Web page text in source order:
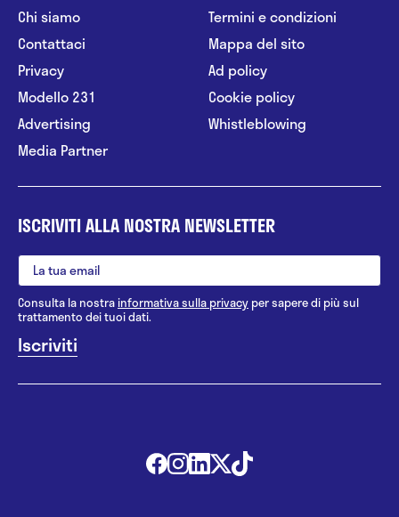
Chi siamo
Contattaci
Privacy
Modello 231
Advertising
Media Partner
Termini e condizioni
Mappa del sito
Ad policy
Cookie policy
Whistleblowing
ISCRIVITI ALLA NOSTRA NEWSLETTER
Consulta la nostrainformativa sulla privacy per sapere di più sul
trattamento dei tuoi dati.